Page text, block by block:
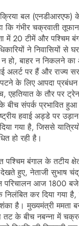
बल (एनडीआरएफ)
कि गंभीर चक्रवाती
में 20 टीमें और पश्चिम
ने निवासियों से
हो, बाहर न निकलने का
अलर्ट पर हैं और राज्य
के लिए आपदा प्रबंधन
एहतियात के तौर पर ट्रेन
बीच संपर्क प्रभावित
हवाई अड्डे पर
गया है, जिससे
हो रही है।
पश्चिम बंगाल के तटीय
हुए, नेताजी सुभाष
परिचालन आज 1800
कर दिया गया है,
है। मुख्यमंत्री ममता
तट के बीच नबन्ना में